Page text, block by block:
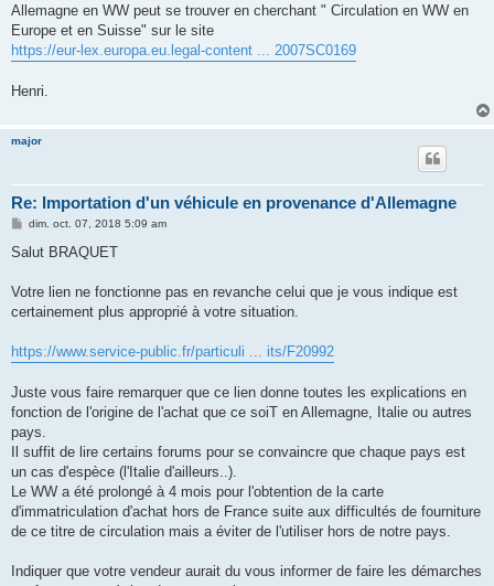
a
g
Allemagne en WW peut se trouver en cherchant " Circulation en WW en
Europe et en Suisse" sur le site
https://eur-lex.europa.eu.legal-content ... 2007SC0169
Henri.
major
Re: Importation d'un véhicule en provenance d'Allemagne
M
s
g
dim. oct. 07, 2018 5:09 am
Salut BRAQUET
Votre lien ne fonctionne pas en revanche celui que je vous indique est
certainement plus approprié à votre situation.
https://www.service-public.fr/particuli ... its/F20992
Juste vous faire remarquer que ce lien donne toutes les explications en
fonction de l'origine de l'achat que ce soiT en Allemagne, Italie ou autres
pays.
Il suffit de lire certains forums pour se convaincre que chaque pays est
un cas d'espèce (l'Italie d'ailleurs..).
Le WW a été prolongé à 4 mois pour l'obtention de la carte
d'immatriculation d'achat hors de France suite aux difficultés de fourniture
de ce titre de circulation mais a éviter de l'utiliser hors de notre pays.
Indiquer que votre vendeur aurait du vous informer de faire les démarches